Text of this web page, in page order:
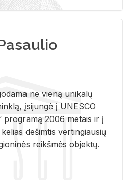
ne vieną unikalų
įsijungė į UNESCO
programą 2006 metais ir į
dešimtis vertingiausių
reikšmės objektų.